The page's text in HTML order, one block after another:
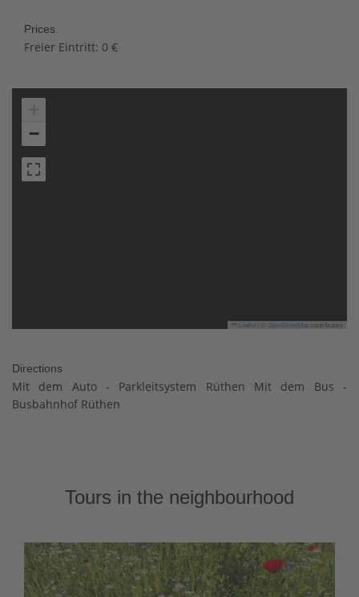
Prices
Freier Eintritt: 0 €
−
Leaflet OpenStreetMapcontributors
Directions
Mit dem Auto - Parkleitsystem Rüthen Mit dem Bus -
Busbahnhof Rüthen
Tours in the neighbourhood